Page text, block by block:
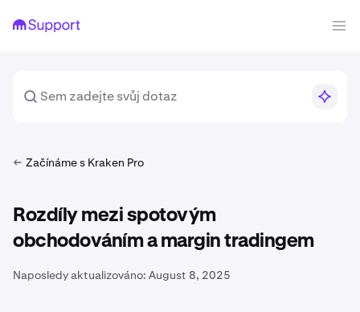
Začínáme s Kraken Pro
Rozdíly mezi spotovým
obchodováním a margin tradingem
Naposledy aktualizováno: August 8, 2025